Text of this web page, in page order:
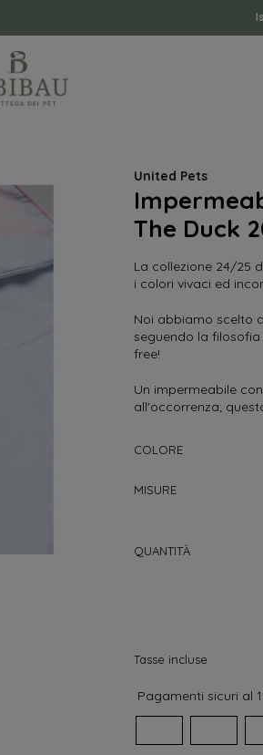
United Pets
The Duck
La collezione 24/25
i colori vivaci ed
Noi abbiamo scelto
seguendo la
free!
Un impermeabile
all'occorrenza;
COLORE
MISURE
QUANTITÀ
Tasse incluse
Pagamenti sicuri al